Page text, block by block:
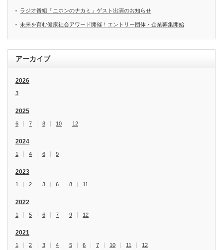
ラジオ番組「ニホンのナカミ」ゲスト出演のお知らせ
未来を育む健康社会アワード開催！エントリー団体・企業募集開始
アーカイブ
2026
3
2025
6 7 8 10 12
2024
1 4 6 9
2023
1 2 3 6 8 11
2022
1 5 6 7 9 12
2021
1 2 3 4 5 6 7 10 11 12